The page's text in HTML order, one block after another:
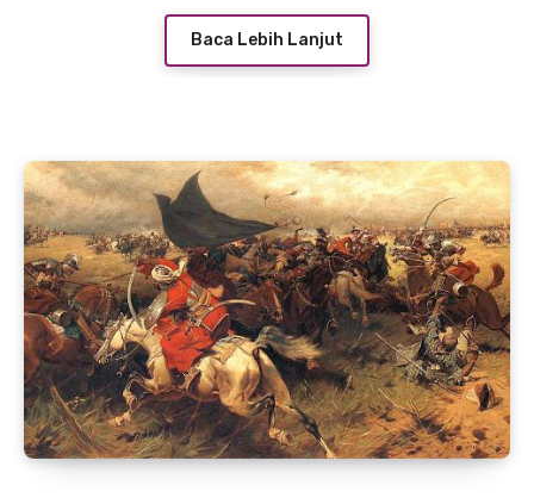
Baca Lebih Lanjut